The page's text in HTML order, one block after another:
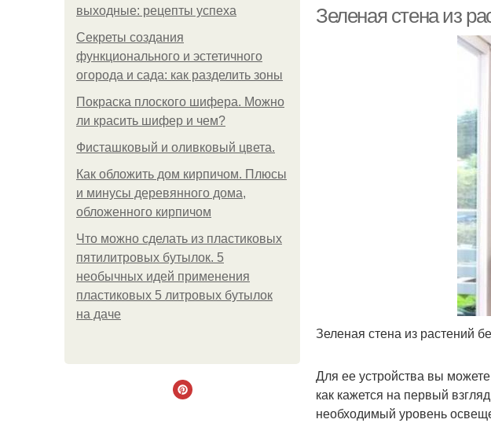
выходные: рецепты успеха
Секреты создания
функционального и эстетичного
огорода и сада: как разделить зоны
Покраска плоского шифера. Можно
ли красить шифер и чем?
Фисташковый и оливковый цвета.
Как обложить дом кирпичом. Плюсы
и минусы деревянного дома,
обложенного кирпичом
Что можно сделать из пластиковых
пятилитровых бутылок. 5
необычных идей применения
пластиковых 5 литровых бутылок
на даче
Зеленая стена из
Зеленая стена из растений
Для ее устройства вы
как кажется на первый
необходимый уровень